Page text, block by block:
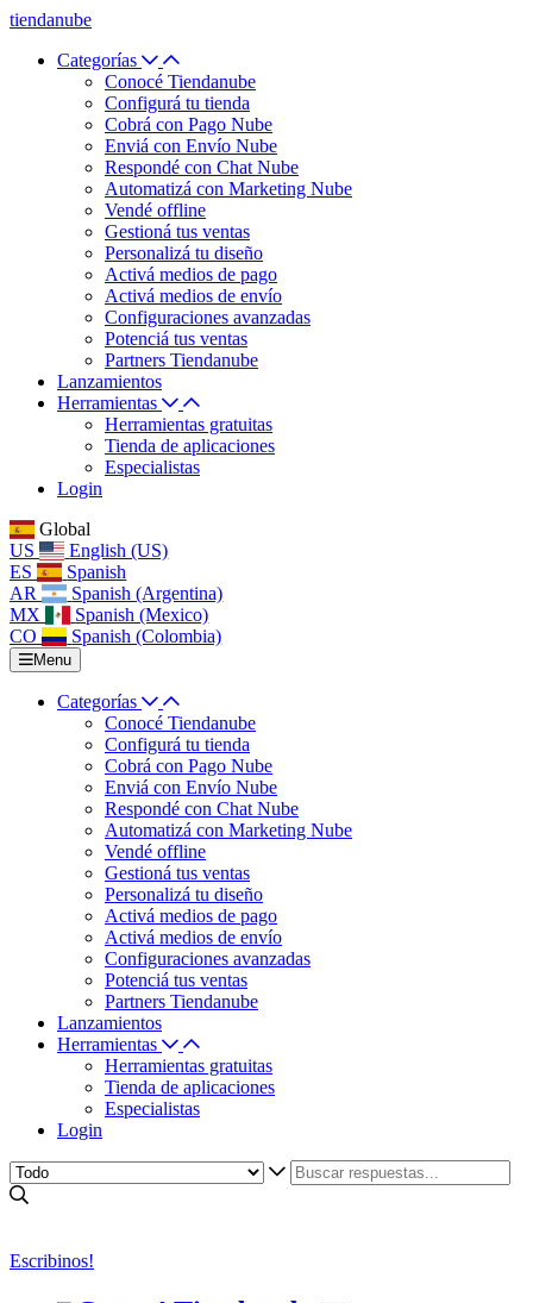
tiendanube
Categorías
Conocé Tiendanube
Configurá tu tienda
Cobrá con Pago Nube
Enviá con Envío Nube
Respondé con Chat Nube
Automatizá con Marketing Nube
Vendé offline
Gestioná tus ventas
Personalizá tu diseño
Activá medios de pago
Activá medios de envío
Configuraciones avanzadas
Potenciá tus ventas
Partners Tiendanube
Lanzamientos
Herramientas
Herramientas gratuitas
Tienda de aplicaciones
Especialistas
Login
Global
US
English (US)
ES
Spanish
AR
Spanish (Argentina)
MX
Spanish (Mexico)
CO
Spanish (Colombia)
Menu
Categorías
Conocé Tiendanube
Configurá tu tienda
Cobrá con Pago Nube
Enviá con Envío Nube
Respondé con Chat Nube
Automatizá con Marketing Nube
Vendé offline
Gestioná tus ventas
Personalizá tu diseño
Activá medios de pago
Activá medios de envío
Configuraciones avanzadas
Potenciá tus ventas
Partners Tiendanube
Lanzamientos
Herramientas
Herramientas gratuitas
Tienda de aplicaciones
Especialistas
Login
Escribinos!